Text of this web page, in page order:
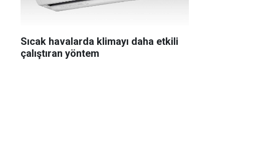
Sıcak havalarda klimayı daha etkili
çalıştıran yöntem